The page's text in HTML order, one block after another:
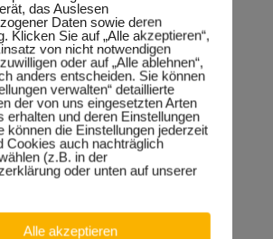
das Auslesen
Daten sowie deren
Klicken Sie auf „Alle akzeptieren“,
von nicht notwendigen
oder auf „Alle ablehnen“,
anders entscheiden. Sie können
verwalten“ detaillierte
der von uns eingesetzten Arten
erhalten und deren Einstellungen
können die Einstellungen jederzeit
Cookies auch nachträglich
(z.B. in der
oder unten auf unserer
Alle akzeptieren